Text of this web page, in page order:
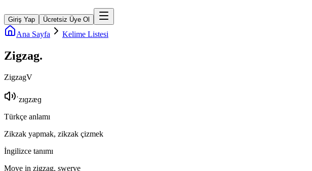
Giriş Yap Ücretsiz Üye Ol
Ana Sayfa Kelime Listesi
Zigzag.
ZigzagV
ˈzɪɡzæɡ
Türkçe anlamı
Zikzak yapmak, zikzak çizmek
İngilizce tanımı
Move in zigzag, swerve